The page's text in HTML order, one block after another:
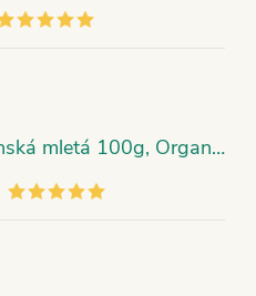
Skořice Bio, pravá cejlonská mletá 100g, Organic India